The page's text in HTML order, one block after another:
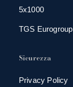
5x1000
TGS Eurogroup
Sicurezza
Privacy Policy